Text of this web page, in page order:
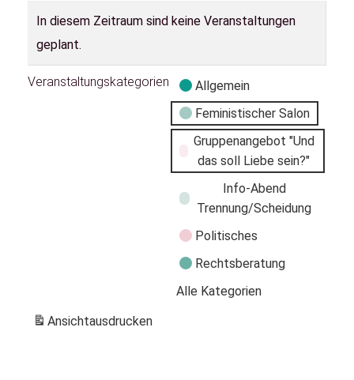
In diesem Zeitraum sind keine Veranstaltungen
geplant.
Veranstaltungskategorien
Allgemein
Feministischer Salon
Gruppenangebot "Und
das soll Liebe sein?"
Info-Abend
Trennung/Scheidung
Politisches
Rechtsberatung
Alle Kategorien
Ansichtausdrucken